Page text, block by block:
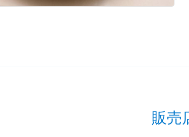
販売